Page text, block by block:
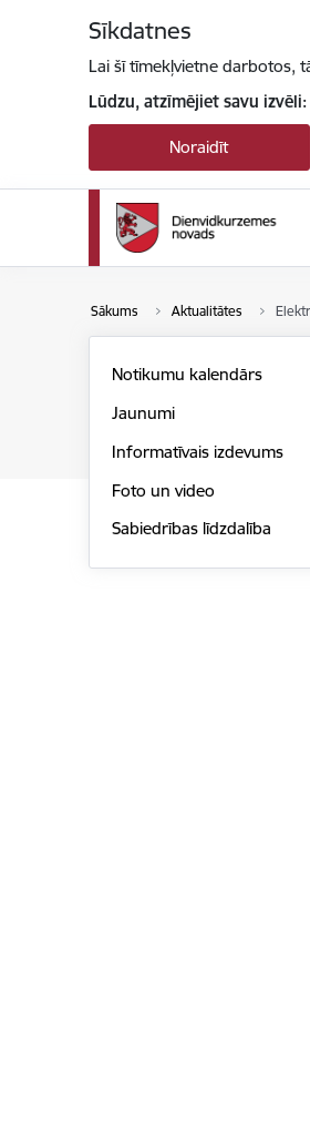
Sīkdatnes
Lai šī tīmekļvietne darbotos,
Lūdzu, atzīmējiet savu izvēli:
Noraidīt
Sākums Aktualitātes
Notikumu kalendārs
Jaunumi
Informatīvais izdevums
Foto un video
Sabiedrības līdzdalība